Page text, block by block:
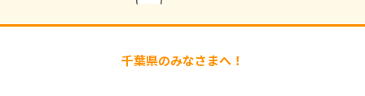
千葉県のみなさまへ！